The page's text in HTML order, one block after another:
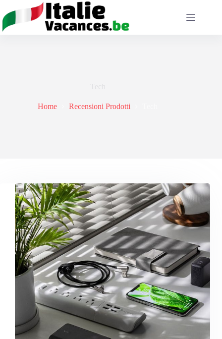
contenuto
Home Recensioni Prodotti